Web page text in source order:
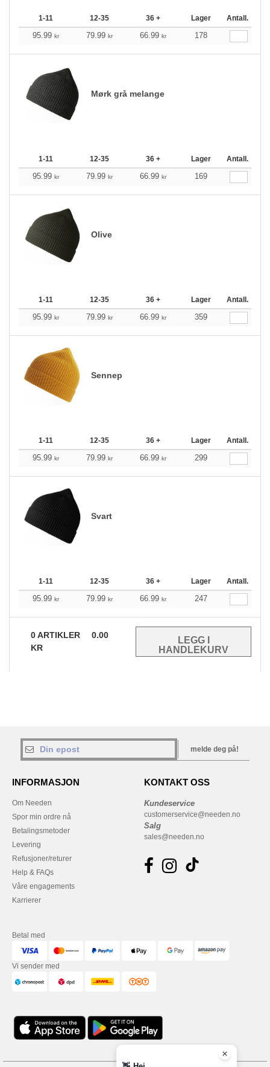
1-11 12-35 36 + Lager Antall.
95.99 kr 79.99 kr 66.99 kr 178
Mørk grå melange
1-11 12-35 36 + Lager Antall.
95.99 kr 79.99 kr 66.99 kr 169
Olive
1-11 12-35 36 + Lager Antall.
95.99 kr 79.99 kr 66.99 kr 359
Sennep
1-11 12-35 36 + Lager Antall.
95.99 kr 79.99 kr 66.99 kr 299
Svart
1-11 12-35 36 + Lager Antall.
95.99 kr 79.99 kr 66.99 kr 247
0ARTIKLER
0.00
KR
melde deg på!
INFORMASJON
Om Needen
Spor min ordre nå
Betalingsmetoder
Levering
Refusjoner/returer
Help & FAQs
Våre engagements
Karrierer
KONTAKT OSS
Kundeservice
customerservice@needen.no
Salg
sales@needen.no
Betal med
Vi sender med